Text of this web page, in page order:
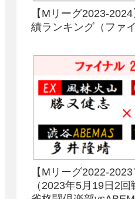
【Mリーグ2023-
績ランキング（ファイ
【Mリーグ2022-2023
（2023年5月19日2